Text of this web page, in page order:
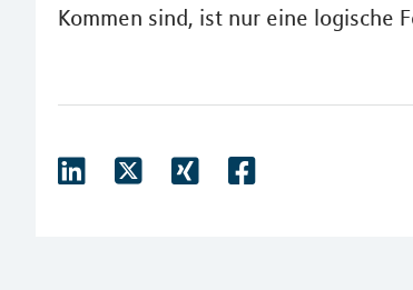
Kommen sind, ist nur eine logische